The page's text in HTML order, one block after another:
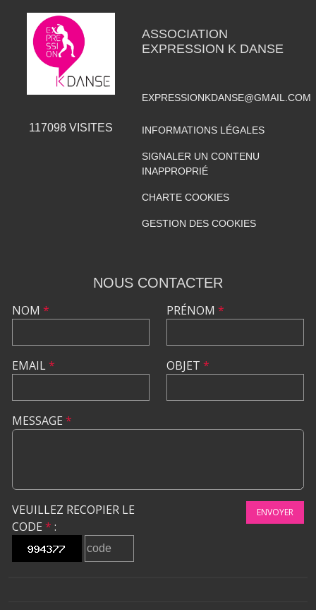
117098VISITES
ASSOCIATION
EXPRESSION K DANSE
EXPRESSIONKDANSE@GMAIL.COM
INFORMATIONS LÉGALES
SIGNALER UN CONTENU
INAPPROPRIÉ
CHARTE COOKIES
GESTION DES COOKIES
NOUS CONTACTER
NOM *
EMAIL*
PRÉNOM *
OBJET *
MESSAGE *
VEUILLEZ RECOPIER LE
CODE * :
ENVOYER